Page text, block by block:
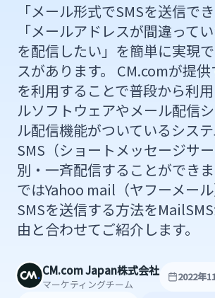
「メール形式でSMSを送信で
「メールアドレスが間違って
を配信したい」を簡単に実現
スがあります。 CM.comが提
を利用することで普段から利
ルソフトウェアやメール配信
ル配信機能がついているシス
SMS（ショートメッセージサ
別・一斉配信することができ
ではYahoo mail（ヤフーメー
SMSを送信する方法を
由と合わせてご紹介します。
CM.com Japan株式会社
マーケティングチーム
2022年